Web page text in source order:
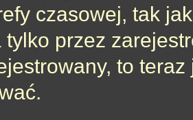
czasowej, tak
tylko przez
to